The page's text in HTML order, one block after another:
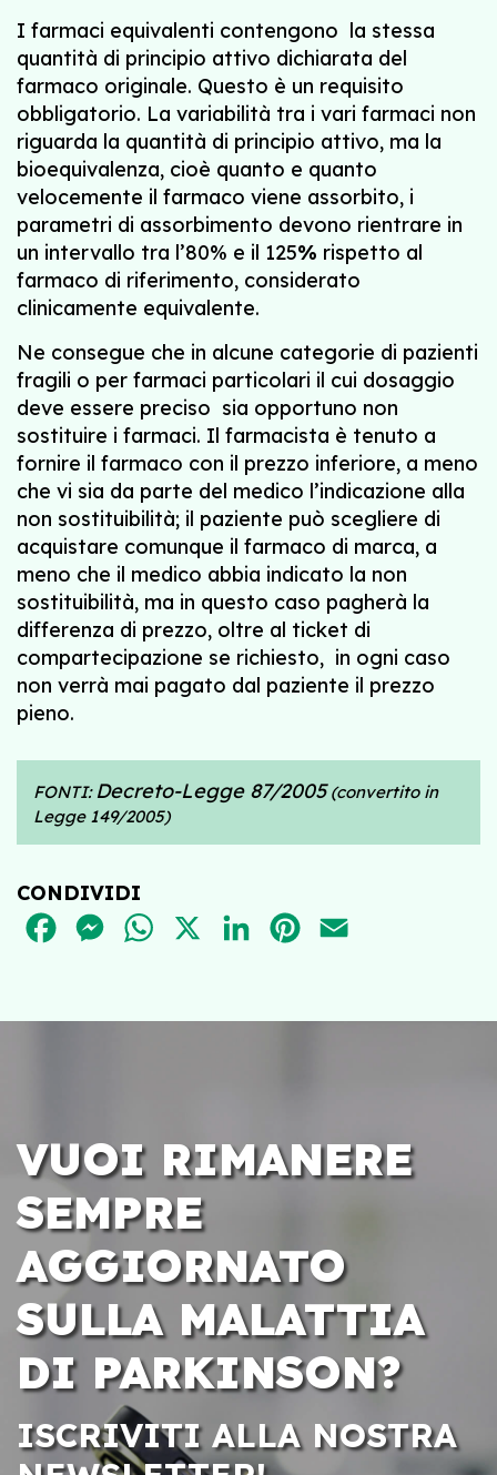
I farmaci equivalenti contengono la stessa
quantità di principio attivo dichiarata del
farmaco originale. Questo è un requisito
obbligatorio. La variabilità tra i vari farmaci non
riguarda la quantità di principio attivo, ma la
bioequivalenza, cioè quanto e quanto
velocemente il farmaco viene assorbito, i
parametri di assorbimento devono rientrare in
un intervallo tra l’80% e il 125% rispetto al
farmaco di riferimento, considerato
clinicamente equivalente.
Ne consegue che in alcune categorie di pazienti
fragili o per farmaci particolari il cui dosaggio
deve essere preciso sia opportuno non
sostituire i farmaci. Il farmacista è tenuto a
fornire il farmaco con il prezzo inferiore, a meno
che vi sia da parte del medico l’indicazione alla
non sostituibilità; il paziente può scegliere di
acquistare comunque il farmaco di marca, a
meno che il medico abbia indicato la non
sostituibilità, ma in questo caso pagherà la
differenza di prezzo, oltre al ticket di
compartecipazione se richiesto, in ogni caso
non verrà mai pagato dal paziente il prezzo
pieno.
FONTI:Decreto-Legge 87/2005(convertito in
Legge 149/2005)
CONDIVIDI
FACEBOOKMESSENGER
WHATSAPPLINKEDINPINTEREST
VUOI RIMANERE
SEMPRE
AGGIORNATO
SULLA MALATTIA
DI PARKINSON?
ISCRIVITI ALLA NOSTRA